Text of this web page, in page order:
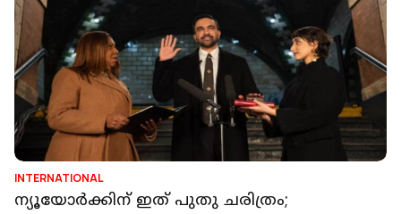
INTERNATIONAL
ന്യൂയോര്‍ക്കിന് ഇത് പുതു ചരിത്രം;